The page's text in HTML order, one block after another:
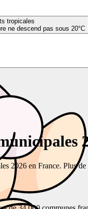
tropicales
ne descend pas sous 20°C
2026 en France. Plus